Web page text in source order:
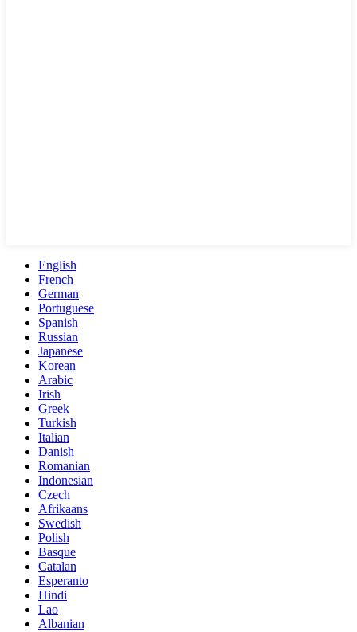
English
French
German
Portuguese
Spanish
Russian
Japanese
Korean
Arabic
Irish
Greek
Turkish
Italian
Danish
Romanian
Indonesian
Czech
Afrikaans
Swedish
Polish
Basque
Catalan
Esperanto
Hindi
Lao
Albanian